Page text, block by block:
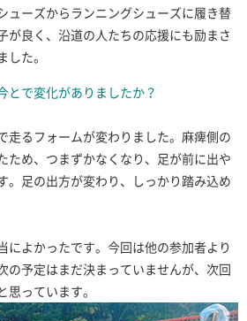
ューズからランニングシューズに履き替
が良く、沿道の人たちの応援にも励まさ
た。
とで変化がありましたか？
走るフォームが変わりました。麻痺側の
ため、つまずかなくなり、足が前に出や
。足の出方が変わり、しっかり踏み込め
によかったです。今回は他の参加者より
の予定はまだ決まっていませんが、次回
っています。